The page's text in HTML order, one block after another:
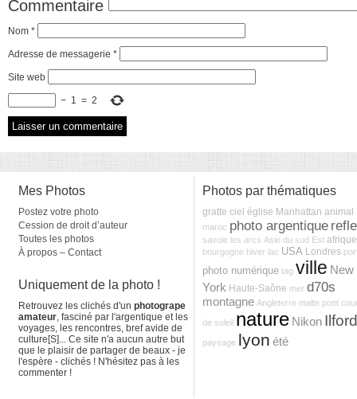
Commentaire
Nom *
Adresse de messagerie *
Site web
− 1 = 2
Mes Photos
Postez votre photo
Cession de droit d’auteur
Toutes les photos
À propos – Contact
Uniquement de la photo !
Retrouvez les clichés d'un photogrape
amateur, fasciné par l'argentique et les
voyages, les rencontres, bref avide de
culture[S]... Ce site n'a aucun autre but
que le plaisir de partager de beaux - je
l'espère - clichés ! N'hésitez pas à les
commenter !
Photos par thématiques
gratte ciel église Manhattan animal
maroc photo argentique
savoie les arcs Asie du sud Est afrique
bourgogne hiver lac USA Londres
photo numérique tag ville New
York Haute-Saône mer d70s
montagne Angleterre malte pont
de soleil nature Nikon Ilford
paysage lyon été